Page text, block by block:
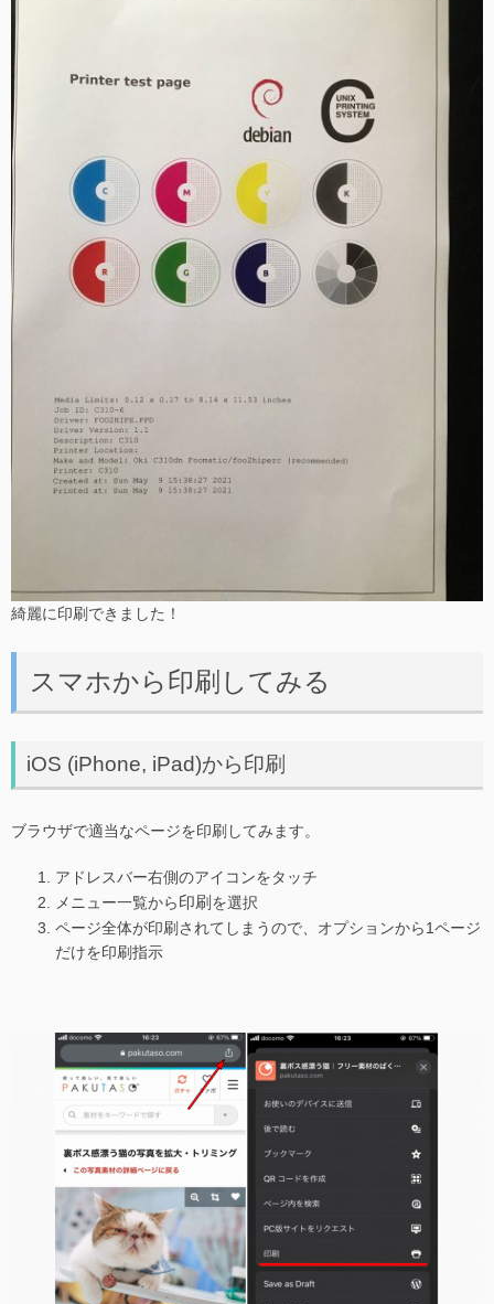
綺麗に印刷できました！
スマホから印刷してみる
iOS (iPhone, iPad)から印刷
ブラウザで適当なページを印刷してみます。
アドレスバー右側のアイコンをタッチ
メニュー一覧から印刷 を選択
ページ全体が印刷されてしまうので、オプションから1ページ
だけを印刷指示